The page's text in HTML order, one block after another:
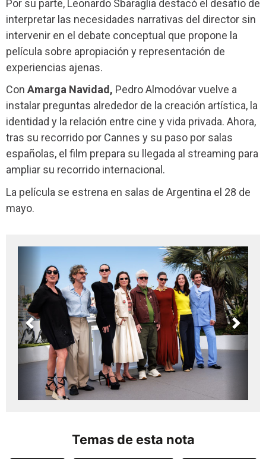
Por su parte, Leonardo Sbaraglia destacó el desafío de
interpretar las necesidades narrativas del director sin
intervenir en el debate conceptual que propone la
película sobre apropiación y representación de
experiencias ajenas.
Con Amarga Navidad, Pedro Almodóvar vuelve a
instalar preguntas alrededor de la creación artística, la
identidad y la relación entre cine y vida privada. Ahora,
tras su recorrido por Cannes y su paso por salas
españolas, el film prepara su llegada al streaming para
ampliar su recorrido internacional.
La película se estrena en salas de Argentina el 28 de
mayo.
Previous Next
Temas de esta nota